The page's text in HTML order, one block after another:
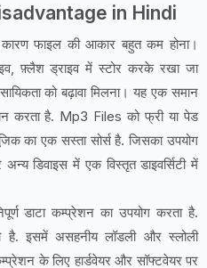
in Hindi
फाइल की आकार बहुत कम होना।
फ़्लैश ड्राइव में स्टोर करके रखा जा
को बढ़ावा मिलना। यह एक समान
करता है. Mp3 Files को फ्री या पेड
का एक सस्ता सोर्स है. जिसका उपयोग
डिवाइस में एक विस्तृत डाइवर्सिटी में
डाटा कम्प्रेशन का उपयोग करता है.
है. इसमें असहनीय लॉडली और स्लोली
के लिए हार्डवेयर और सॉफ्टवेयर पर